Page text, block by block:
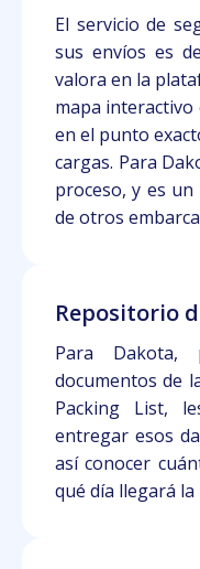
El servicio de
sus envíos es
valora en la
mapa interactivo
en el punto
cargas. Para
proceso, y es
de otros
Repositorio
Para
documentos de
Packing List,
entregar esos
así conocer
qué día llegará la